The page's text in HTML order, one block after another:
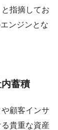
指摘してお
ンジンとな
蓄積
顧客インサ
貴重な資産